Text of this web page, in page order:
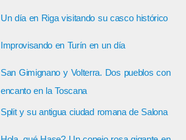
Un día en Riga visitando su casco histórico
Improvisando en Turín en un día
San Gimignano y Volterra. Dos pueblos con
encanto en la Toscana
Split y su antigua ciudad romana de Salona